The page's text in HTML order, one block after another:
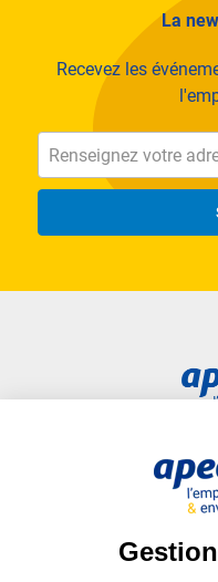
La
Recevez les